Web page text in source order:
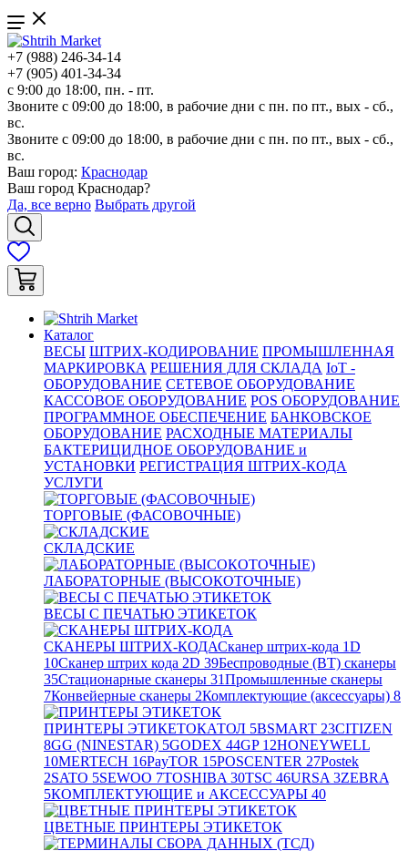
+7 (988) 246-34-14
+7 (905) 401-34-34
с 9:00 до 18:00, пн. - пт.
Звоните с 09:00 до 18:00, в рабочие дни с пн. по пт., вых - сб.,
вс.
Звоните с 09:00 до 18:00, в рабочие дни с пн. по пт., вых - сб.,
вс.
Ваш город: Краснодар
Ваш город Краснодар?
Да, все верно Выбрать другой
Каталог
ВЕСЫ ШТРИХ-КОДИРОВАНИЕ ПРОМЫШЛЕННАЯ
МАРКИРОВКА РЕШЕНИЯ ДЛЯ СКЛАДА IoT -
ОБОРУДОВАНИЕ СЕТЕВОЕ ОБОРУДОВАНИЕ
КАССОВОЕ ОБОРУДОВАНИЕ POS ОБОРУДОВАНИЕ
ПРОГРАММНОЕ ОБЕСПЕЧЕНИЕ БАНКОВСКОЕ
ОБОРУДОВАНИЕ РАСХОДНЫЕ МАТЕРИАЛЫ
БАКТЕРИЦИДНОЕ ОБОРУДОВАНИЕ и
УСТАНОВКИ РЕГИСТРАЦИЯ ШТРИХ-КОДА
УСЛУГИ
ТОРГОВЫЕ (ФАСОВОЧНЫЕ)
СКЛАДСКИЕ
ЛАБОРАТОРНЫЕ (ВЫСОКОТОЧНЫЕ)
ВЕСЫ С ПЕЧАТЬЮ ЭТИКЕТОК
СКАНЕРЫ ШТРИХ-КОДАСканер штрих-кода 1D
10Сканер штрих кода 2D 39Беспроводные (BT) сканеры
35Стационарные сканеры 31Промышленные сканеры
7Конвейерные сканеры 2Комплектующие (аксессуары) 8
ПРИНТЕРЫ ЭТИКЕТОКАТОЛ 5BSMART 23CITIZEN
8GG (NINESTAR) 5GODEX 44GP12HONEYWELL
10MERTECH 16PayTOR 15POSCENTER 27Postek
2SATO 5SEWOO 7TOSHIBA 30TSC 46URSA 3ZEBRA
5КОМПЛЕКТУЮЩИЕ и АКСЕССУАРЫ 40
ЦВЕТНЫЕ ПРИНТЕРЫ ЭТИКЕТОК